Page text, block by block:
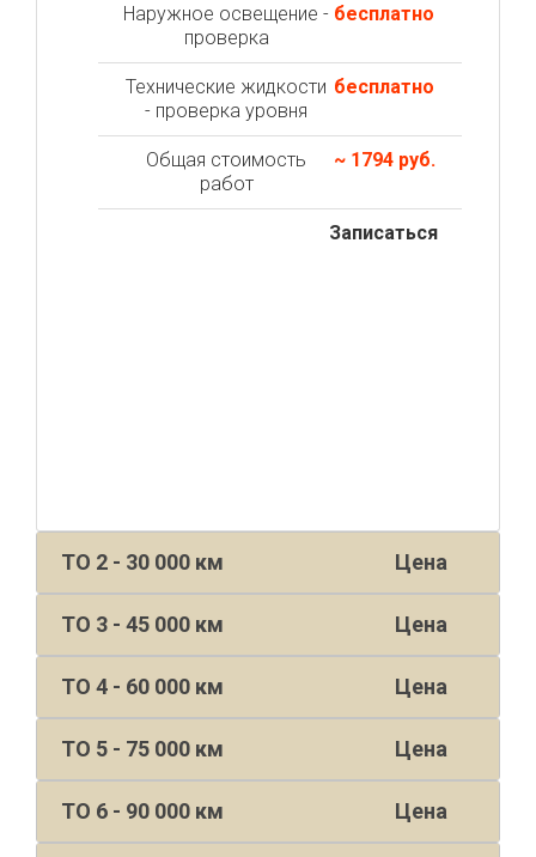
Наружное освещение -
проверка
бесплатно
Технические жидкости
- проверка уровня
бесплатно
Общая стоимость
работ
~ 1794 руб.
Записаться
ТО 2 - 30 000 км Цена
ТО 3 - 45 000 км Цена
ТО 4 - 60 000 км Цена
ТО 5 - 75 000 км Цена
ТО 6 - 90 000 км Цена